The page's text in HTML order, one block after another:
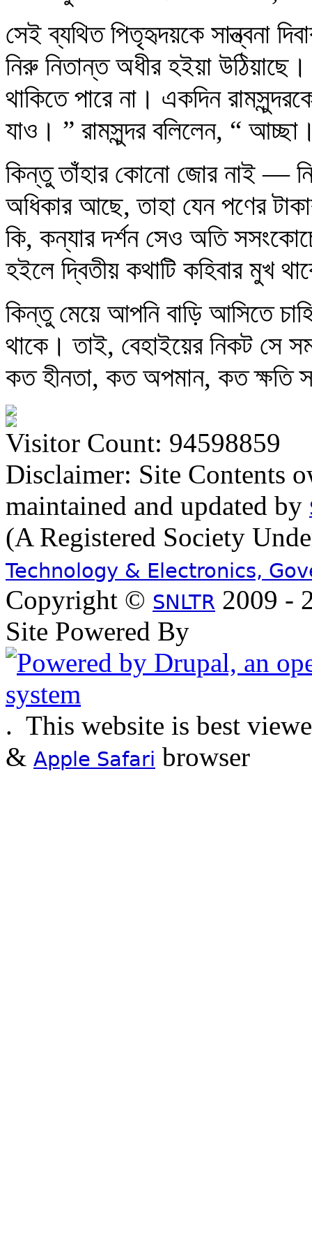
সেই ব্যথিত পিতৃহৃদয়কে সান্ত্বনা
নিরু নিতান্ত অধীর হইয়া
থাকিতে পারে না। একদিন
যাও। ” রামসুন্দর বলিলেন, “
কিন্তু তাঁহার কোনো জোর নাই —
অধিকার আছে, তাহা যেন পণের
কি, কন্যার দর্শন সেও অতি
হইলে দ্বিতীয় কথাটি কহিবার মুখ
কিন্তু মেয়ে আপনি বাড়ি আসিতে
থাকে। তাই, বেহাইয়ের নিকট সে
কত হীনতা, কত অপমান, কত ক্ষতি
Visitor Count: 94598859
Disclaimer: Site Contents
maintained and updated by
(A Registered Society
Technology & Electronics,
Copyright © SNLTR 2009 -
Site Powered By
. This website is best
& Apple Safari browser